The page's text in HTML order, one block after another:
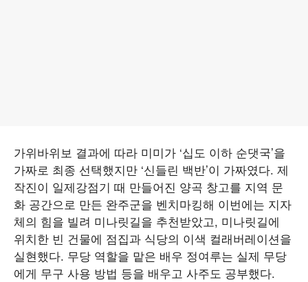
가위바위보 결과에 따라 미미가 ‘십도 이하 순댓국’을
가짜로 최종 선택했지만 ‘신들린 백반’이 가짜였다. 제
작진이 일제강점기 때 만들어진 양곡 창고를 지역 문
화 공간으로 만든 완주군을 벤치마킹해 이번에는 지자
체의 힘을 빌려 미나릿길을 추천받았고, 미나릿길에
위치한 빈 건물에 점집과 식당의 이색 컬래버레이션을
실현했다. 무당 역할을 맡은 배우 정여루는 실제 무당
에게 무구 사용 방법 등을 배우고 사주도 공부했다.